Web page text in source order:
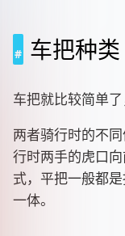
车把种类
车把就比较简单
两者骑行时的不
行时两手的虎口
式，平把一般都
一体。